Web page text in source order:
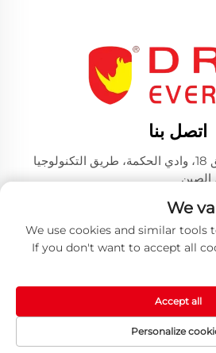
اتصل بنا
العنوان: المبنى 1، الطابق 18، وادي الحكمة، طريق التكنولوجيا
© 2025 من قبل شركة هوانغ شان دريكس للصناعات
-سياسة الخصوصية
We
We use cookies and similar tools
If you don't want to accept all
Personalize
Accept all